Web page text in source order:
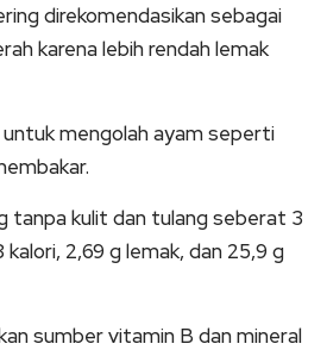
direkomendasikan sebagai
karena lebih rendah lemak
mengolah ayam seperti
tanpa kulit dan tulang seberat 3
kalori, 2,69 g lemak, dan 25,9 g
sumber vitamin B dan mineral